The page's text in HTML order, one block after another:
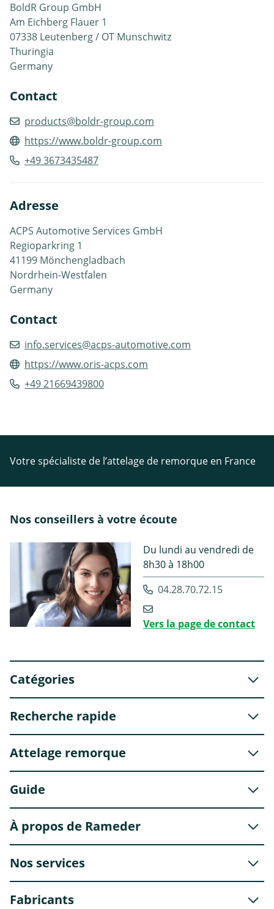
BoldR Group GmbH
Am Eichberg Flauer 1
07338 Leutenberg / OT Munschwitz
Thuringia
Germany
Contact
products@boldr-group.com
https://www.boldr-group.com
+49 3673435487
Adresse
ACPS Automotive Services GmbH
Regioparkring 1
41199 Mönchengladbach
Nordrhein-Westfalen
Germany
Contact
info.services@acps-automotive.com
https://www.oris-acps.com
+49 21669439800
Votre spécialiste de l’attelage de remorque en France
Nos conseillers à votre écoute
Du lundi au vendredi de
8h30 à 18h00
04.28.70.72.15
Vers la page de contact
Catégories
Recherche rapide
Attelage remorque
Guide
À propos de Rameder
Nos services
Fabricants